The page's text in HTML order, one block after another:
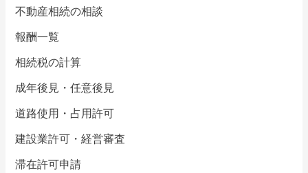
不動産相続の相談
報酬一覧
相続税の計算
成年後見・任意後見
道路使用・占用許可
建設業許可・経営審査
滞在許可申請